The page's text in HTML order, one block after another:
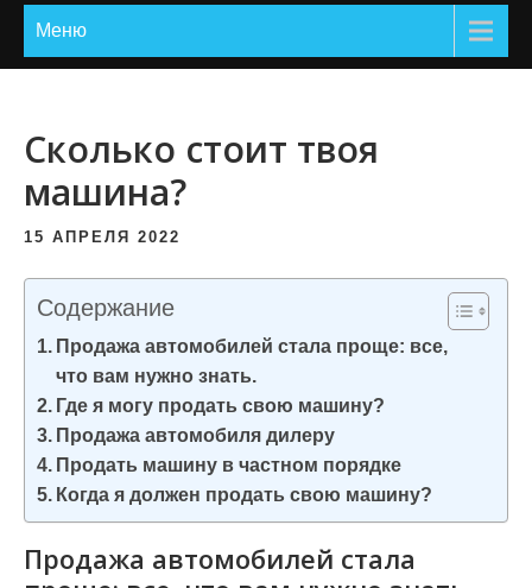
Меню
Сколько стоит твоя
машина?
15 АПРЕЛЯ 2022
Содержание
Продажа автомобилей стала проще: все,
что вам нужно знать.
Где я могу продать свою машину?
Продажа автомобиля дилеру
Продать машину в частном порядке
Когда я должен продать свою машину?
Продажа автомобилей стала